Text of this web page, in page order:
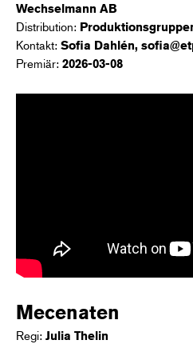
Wechselmann AB
Distribution:
Kontakt: Sofia Dahlén,
Premiär: 2026-03-08
Mecenaten
Regi: Julia Thelin